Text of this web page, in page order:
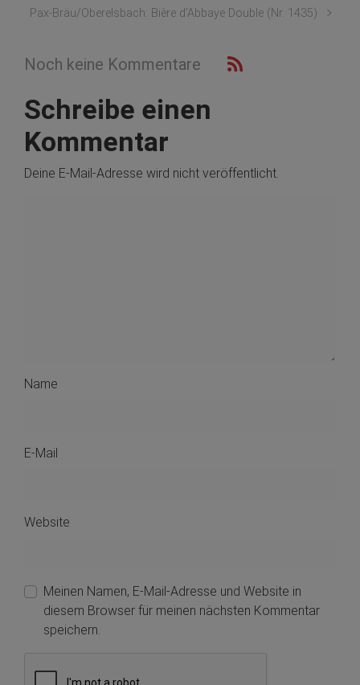
Pax-Bräu/Oberelsbach: Bière d’Abbaye Double (Nr. 1435)
Noch keine Kommentare
Schreibe einen
Kommentar
Deine E-Mail-Adresse wird nicht veröffentlicht.
Name
E-Mail
Website
Meinen Namen, E-Mail-Adresse und Website in
diesem Browser für meinen nächsten Kommentar
speichern.